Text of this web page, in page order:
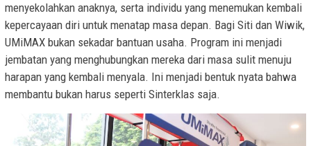
menyekolahkan anaknya, serta individu yang menemukan kembali
kepercayaan diri untuk menatap masa depan. Bagi Siti dan Wiwik,
UMiMAX bukan sekadar bantuan usaha. Program ini menjadi
jembatan yang menghubungkan mereka dari masa sulit menuju
harapan yang kembali menyala. Ini menjadi bentuk nyata bahwa
membantu bukan harus seperti Sinterklas saja.